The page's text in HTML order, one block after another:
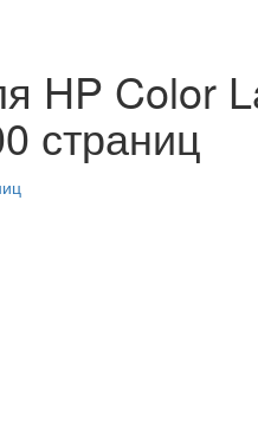
HP Color
страниц